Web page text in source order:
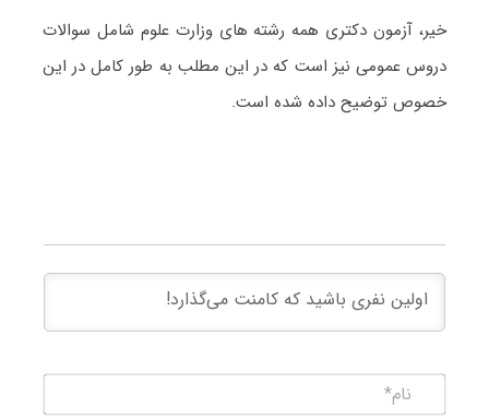
خیر، آزمون دکتری همه رشته های وزارت علوم شامل سوالات
دروس عمومی نیز است که در این مطلب به طور کامل در این
خصوص توضیح داده شده است.